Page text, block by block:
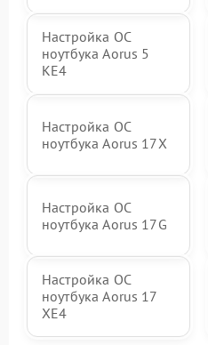
Настройка ОС
ноутбука Aorus 5
KE4
Настройка ОС
ноутбука Aorus 17X
Настройка ОС
ноутбука Aorus 17G
Настройка ОС
ноутбука Aorus 17
XE4